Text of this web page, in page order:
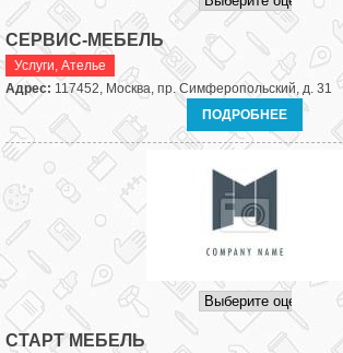
СЕРВИС-МЕБЕЛЬ
Услуги, Ателье
Адрес: 117452, Москва, пр. Симферопольский, д. 31
ПОДРОБНЕЕ
СТАРТ МЕБЕЛЬ